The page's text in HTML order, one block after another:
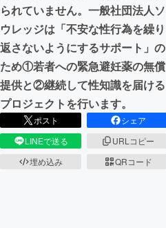
られていません。一般社団法人ソ
ウレッジは「不安な性行為を繰り
返さないようにするサポート」の
ため①若者への緊急避妊薬の無償
提供と②継続して性知識を届ける
プロジェクトを行います。
ポスト
シェア
LINEで送る
URLコピー
埋め込み
QRコード